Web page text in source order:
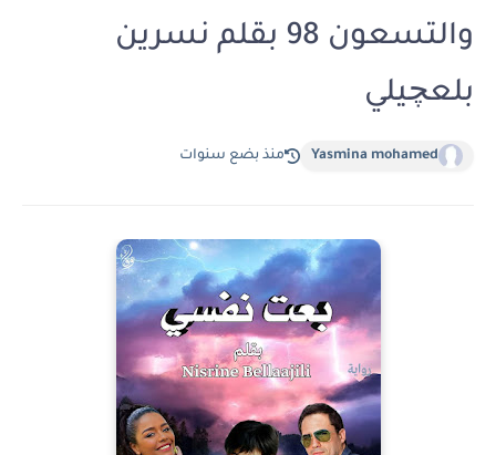
والتسعون 98 بقلم نسرين
بلعچيلي
Yasmina mohamed منذ بضع سنوات